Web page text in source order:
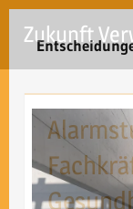
Zum
Inhalt
springen
Zukunft